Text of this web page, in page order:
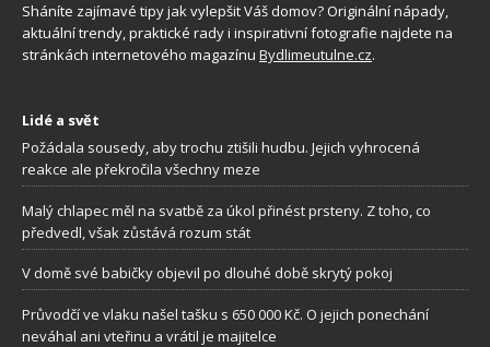
Sháníte zajímavé tipy jak vylepšit Váš domov? Originální nápady,
aktuální trendy, praktické rady i inspirativní fotografie najdete na
stránkách internetového magazínu Bydlimeutulne.cz.
Lidé a svět
Požádala sousedy, aby trochu ztišili hudbu. Jejich vyhrocená
reakce ale překročila všechny meze
Malý chlapec měl na svatbě za úkol přinést prsteny. Z toho, co
předvedl, však zůstává rozum stát
V domě své babičky objevil po dlouhé době skrytý pokoj
Průvodčí ve vlaku našel tašku s 650 000 Kč. O jejich ponechání
neváhal ani vteřinu a vrátil je majitelce